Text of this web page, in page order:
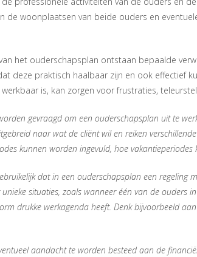
de woonplaatsen van beide ouders en
het ouderschapsplan ontstaan bepaalde
deze praktisch haalbaar zijn en ook effectief
is, kan zorgen voor frustraties,
gevraagd om een ouderschapsplan uit te
naar wat de cliënt wil en reiken
kunnen worden ingevuld, hoe
dat in een ouderschapsplan een regeling
situaties, zoals wanneer één van de ouders
drukke werkagenda heeft. Denk bijvoorbeeld
aandacht te worden besteed aan de